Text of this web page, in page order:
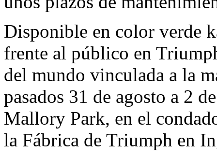
Disponible en color verde
frente al público en
del mundo vinculada a la
pasados 31 de agosto a 2
Mallory Park, en el
la Fábrica de Triumph en